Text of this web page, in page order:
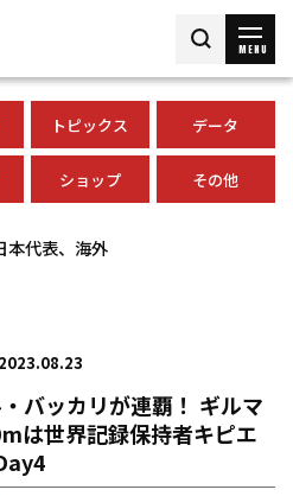
MENU
トピックス データ
ショップ その他
本代表、海外
2023.08.23
バッカリが連覇！ ギルマ
は世界記録保持者キピエ